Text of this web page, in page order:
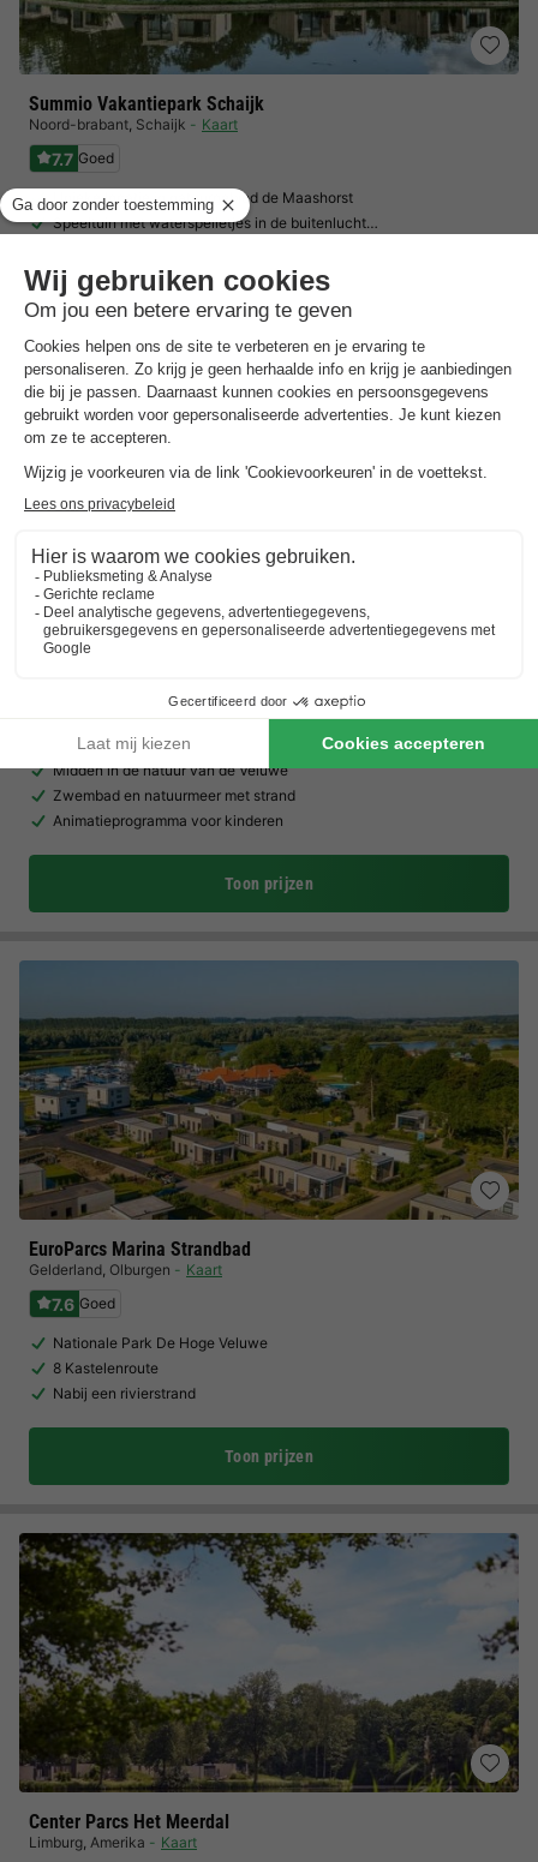
Summio Vakantiepark Schaijk
Noord-brabant, Schaijk Kaart
7.7 Goed
Unieke locatie in natuurgebied de Maashorst
Speeltuin met waterspelletjes in de buitenlucht…
Toon prijzen
Kaart
Midden in de natuur van de Veluwe
Zwembad en natuurmeer met strand
Animatieprogramma voor kinderen
Toon prijzen
EuroParcs Marina Strandbad
Gelderland, Olburgen Kaart
7.6 Goed
Nationale Park De Hoge Veluwe
8 Kastelenroute
Nabij een rivierstrand
Toon prijzen
Center Parcs Het Meerdal
Limburg, Amerika Kaart